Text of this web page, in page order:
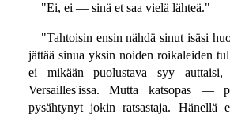
"Ei, ei — sinä et saa vielä lähteä."
"Tahtoisin ensin nähdä sinut isäsi
jättää sinua yksin noiden roikaleiden
ei mikään puolustava syy
Versailles'issa. Mutta katsopas —
pysähtynyt jokin ratsastaja. Hänellä